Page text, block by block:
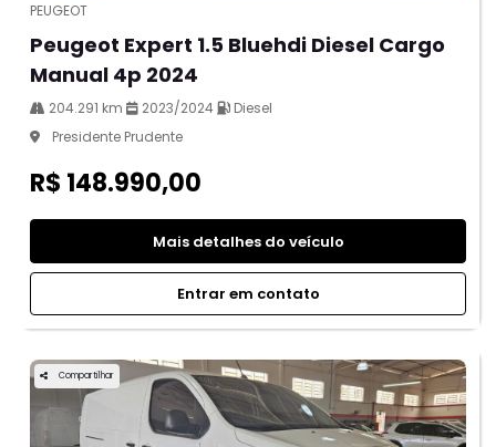
PEUGEOT
Peugeot Expert 1.5 Bluehdi Diesel Cargo
Manual 4p 2024
204.291 km 2023/2024
Diesel
Presidente Prudente
R$ 148.990,00
Mais detalhes do veículo
Entrar em contato
Compartilhar